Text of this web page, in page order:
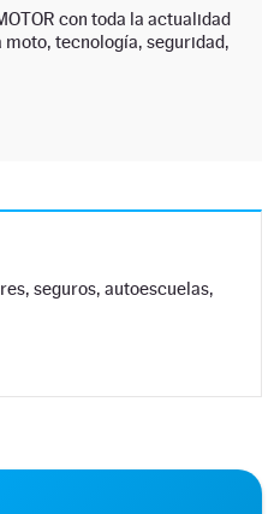
con toda la actualidad
moto, tecnología, seguridad,
seguros, autoescuelas,